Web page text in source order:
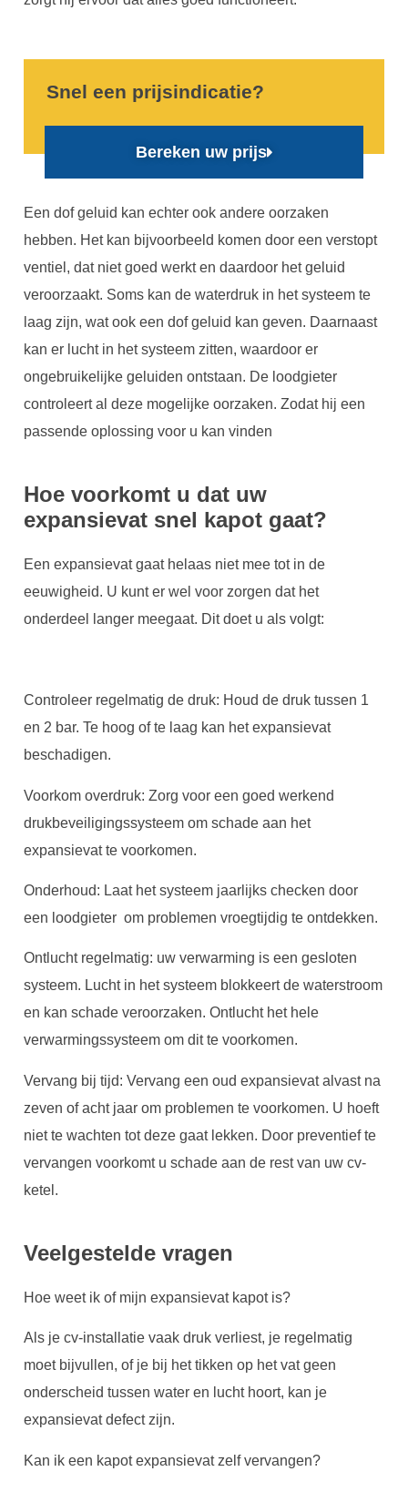
Snel een prijsindicatie?
Bereken uw prijs
Een dof geluid kan echter ook andere oorzaken
hebben. Het kan bijvoorbeeld komen door een verstopt
ventiel, dat niet goed werkt en daardoor het geluid
veroorzaakt. Soms kan de waterdruk in het systeem te
laag zijn, wat ook een dof geluid kan geven. Daarnaast
kan er lucht in het systeem zitten, waardoor er
ongebruikelijke geluiden ontstaan. De loodgieter
controleert al deze mogelijke oorzaken. Zodat hij een
passende oplossing voor u kan vinden
Hoe voorkomt u dat uw
expansievat snel kapot gaat?
Een expansievat gaat helaas niet mee tot in de
eeuwigheid. U kunt er wel voor zorgen dat het
onderdeel langer meegaat. Dit doet u als volgt:
Controleer regelmatig de druk: Houd de druk tussen 1
en 2 bar. Te hoog of te laag kan het expansievat
beschadigen.
Voorkom overdruk: Zorg voor een goed werkend
drukbeveiligingssysteem om schade aan het
expansievat te voorkomen.
Onderhoud: Laat het systeem jaarlijks checken door
een loodgieter om problemen vroegtijdig te ontdekken.
Ontlucht regelmatig: uw verwarming is een gesloten
systeem. Lucht in het systeem blokkeert de waterstroom
en kan schade veroorzaken. Ontlucht het hele
verwarmingssysteem om dit te voorkomen.
Vervang bij tijd: Vervang een oud expansievat alvast na
zeven of acht jaar om problemen te voorkomen. U hoeft
niet te wachten tot deze gaat lekken. Door preventief te
vervangen voorkomt u schade aan de rest van uw cv-
ketel.
Veelgestelde vragen
Hoe weet ik of mijn expansievat kapot is?
Als je cv-installatie vaak druk verliest, je regelmatig
moet bijvullen, of je bij het tikken op het vat geen
onderscheid tussen water en lucht hoort, kan je
expansievat defect zijn.
Kan ik een kapot expansievat zelf vervangen?